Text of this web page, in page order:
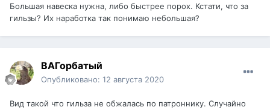
Большая навеска нужна, либо быстрее порох. Кстати, что за
гильзы? Их наработка так понимаю небольшая?
ВАГорбатый
Опубликовано: 12 августа 2020
Вид такой что гильза не обжалась по патроннику. Случайно